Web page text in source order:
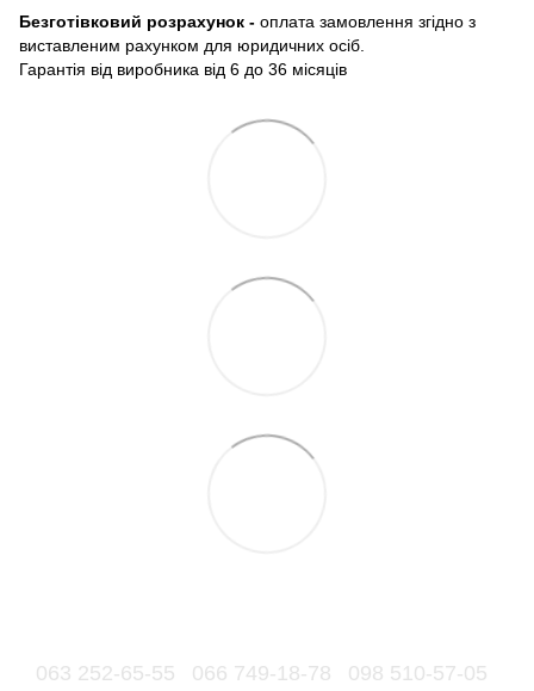
Безготівковий розрахунок - оплата замовлення згідно з
виставленим рахунком для юридичних осіб.
Гарантія від виробника від 6 до 36 місяців
063 252-65-55 066 749-18-78 098 510-57-05